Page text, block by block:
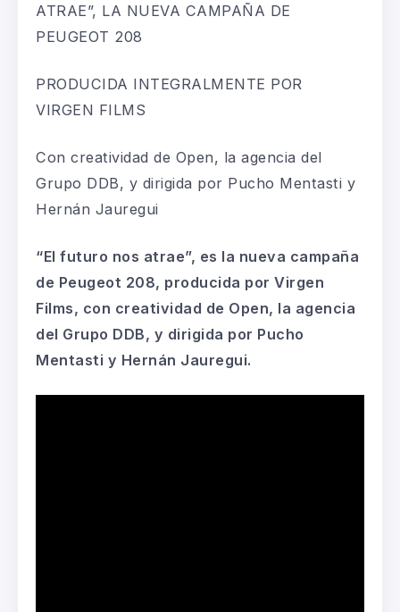
ATRAE”, LA NUEVA CAMPAÑA DE
PEUGEOT 208
PRODUCIDA INTEGRALMENTE POR
VIRGEN FILMS
Con creatividad de Open, la agencia del
Grupo DDB, y dirigida por Pucho Mentasti y
Hernán Jauregui
“El futuro nos atrae”, es la nueva campaña
de Peugeot 208, producida por Virgen
Films, con creatividad de Open, la agencia
del Grupo DDB, y dirigida por Pucho
Mentasti y Hernán Jauregui.